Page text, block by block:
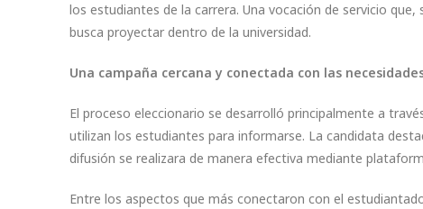
los estudiantes de la carrera. Una vocación de servicio
busca proyectar dentro de la universidad.
Una campaña cercana y conectada con las
El proceso eleccionario se desarrolló principalmente a
utilizan los estudiantes para informarse. La candidata
difusión se realizara de manera efectiva mediante
Entre los aspectos que más conectaron con el